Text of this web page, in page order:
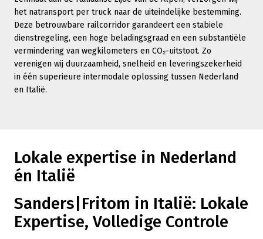
het natransport per truck naar de uiteindelijke bestemming.
Deze betrouwbare railcorridor garandeert een stabiele
dienstregeling, een hoge beladingsgraad en een substantiële
vermindering van wegkilometers en CO₂-uitstoot. Zo
verenigen wij duurzaamheid, snelheid en leveringszekerheid
in één superieure intermodale oplossing tussen Nederland
en Italië.
Lokale expertise in Nederland
én Italië
Sanders|Fritom in Italië: Lokale
Expertise, Volledige Controle